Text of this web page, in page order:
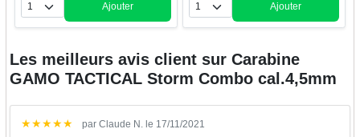
Quantité
Ajouter
Quantité
Ajouter
Les meilleurs avis client sur Carabine
GAMO TACTICAL Storm Combo cal.4,5mm
★★★★★ par Claude N. le 17/11/2021